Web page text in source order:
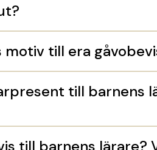
motiv till era
till barnens
till barnens lärare?